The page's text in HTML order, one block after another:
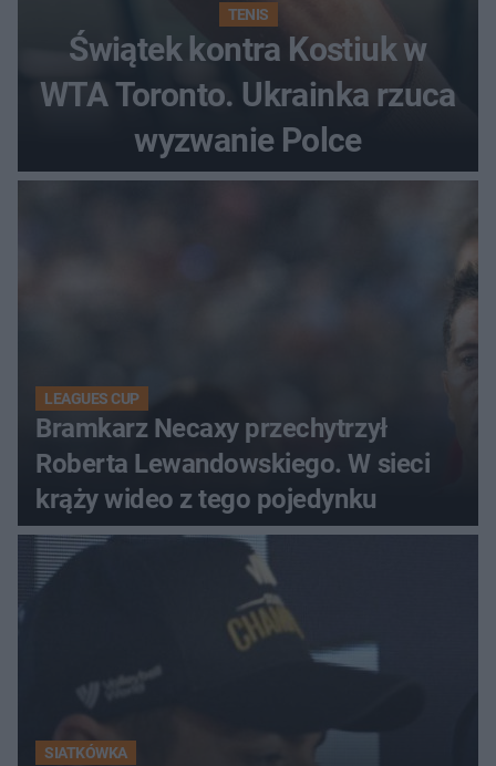
TENIS
Świątek kontra Kostiuk w
WTA Toronto. Ukrainka rzuca
wyzwanie Polce
LEAGUES CUP
Bramkarz Necaxy przechytrzył
Roberta Lewandowskiego. W sieci
krąży wideo z tego pojedynku
SIATKÓWKA